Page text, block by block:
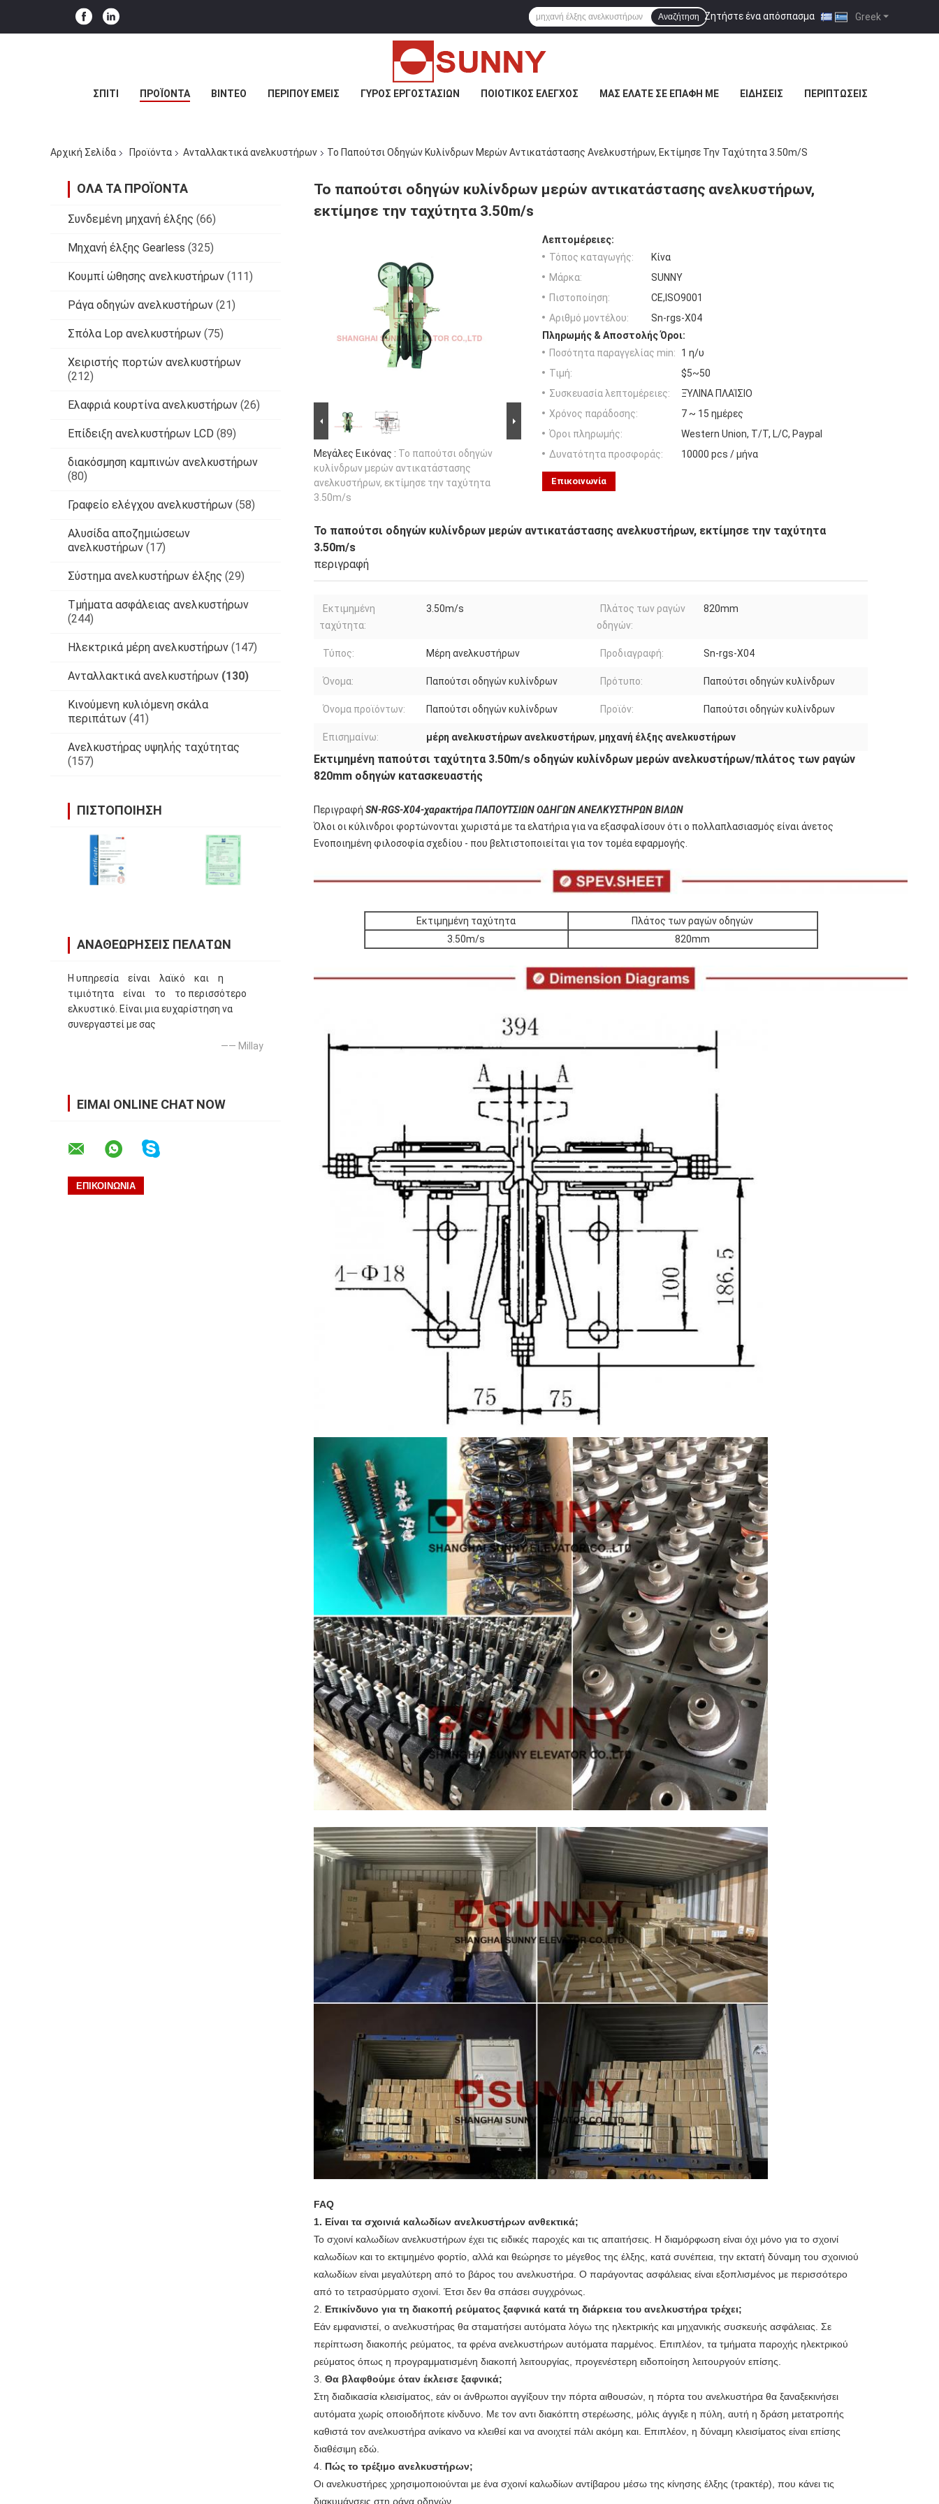
Greek
Ζητήστε ένα απόσπασμα |
Αναζήτηση
ΣΠΊΤΙ ΠΡΟΪΌΝΤΑ ΒΊΝΤΕΟ ΠΕΡΊΠΟΥ ΕΜΕΊΣ ΓΎΡΟΣ ΕΡΓΟΣΤΑΣΊΩΝ ΠΟΙΟΤΙΚΌΣ ΈΛΕΓΧΟΣ ΜΑΣ ΕΛΆΤΕ ΣΕ ΕΠΑΦΉ ΜΕ ΕΙΔΉΣΕΙΣ ΠΕΡΙΠΤΏΣΕΙΣ
Αρχική Σελίδα Προϊόντα Ανταλλακτικά ανελκυστήρων Το Παπούτσι Οδηγών Κυλίνδρων Μερών Αντικατάστασης Ανελκυστήρων, Εκτίμησε Την Ταχύτητα 3.50m/s
ΌΛΑ ΤΑ ΠΡΟΪΌΝΤΑ
Συνδεμένη μηχανή έλξης (66)
Μηχανή έλξης Gearless (325)
Κουμπί ώθησης ανελκυστήρων (111)
Ράγα οδηγών ανελκυστήρων (21)
Σπόλα Lop ανελκυστήρων (75)
Χειριστής πορτών ανελκυστήρων
(212)
Ελαφριά κουρτίνα ανελκυστήρων (26)
Επίδειξη ανελκυστήρων LCD (89)
διακόσμηση καμπινών ανελκυστήρων
(80)
Γραφείο ελέγχου ανελκυστήρων (58)
Αλυσίδα αποζημιώσεων
ανελκυστήρων (17)
Σύστημα ανελκυστήρων έλξης (29)
Τμήματα ασφάλειας ανελκυστήρων
(244)
Ηλεκτρικά μέρη ανελκυστήρων (147)
Ανταλλακτικά ανελκυστήρων (130)
Κινούμενη κυλιόμενη σκάλα
περιπάτων (41)
Ανελκυστήρας υψηλής ταχύτητας
(157)
ΠΙΣΤΟΠΟΊΗΣΗ
ΑΝΑΘΕΩΡΉΣΕΙΣ ΠΕΛΑΤΏΝ
Η υπηρεσία είναι λαϊκό και η
τιμιότητα είναι το το περισσότερο
ελκυστικό. Είναι μια ευχαρίστηση να
συνεργαστεί με σας
—— Millay
ΕΊΜΑΙ ONLINE CHAT NOW
Το παπούτσι οδηγών κυλίνδρων μερών αντικατάστασης ανελκυστήρων,
εκτίμησε την ταχύτητα 3.50m/s
Μεγάλες Εικόνας : Το παπούτσι οδηγών
κυλίνδρων μερών αντικατάστασης
ανελκυστήρων, εκτίμησε την ταχύτητα
3.50m/s
Λεπτομέρειες:
Τόπος καταγωγής:
Κίνα
Μάρκα:
SUNNY
Πιστοποίηση:
CE,ISO9001
Αριθμό μοντέλου:
Sn-rgs-X04
Πληρωμής & Αποστολής Όροι:
Ποσότητα παραγγελίας min:
1 η/υ
Τιμή:
$5~50
Συσκευασία λεπτομέρειες:
ΞΎΛΙΝΑ ΠΛΑΊΣΙΟ
Χρόνος παράδοσης:
7 ~ 15 ημέρες
Όροι πληρωμής:
Western Union, T/T, L/C, Paypal
Δυνατότητα προσφοράς:
10000 pcs / μήνα
Επικοινωνία
Το παπούτσι οδηγών κυλίνδρων μερών αντικατάστασης ανελκυστήρων, εκτίμησε την ταχύτητα
3.50m/s
περιγραφή
Εκτιμημένη
ταχύτητα:
3.50m/s
Πλάτος των ραγών
οδηγών:
820mm
Τύπος: Μέρη ανελκυστήρων Προδιαγραφή: Sn-rgs-X04
Όνομα: Παπούτσι οδηγών κυλίνδρων Πρότυπο: Παπούτσι οδηγών κυλίνδρων
Όνομα προϊόντων: Παπούτσι οδηγών κυλίνδρων Προϊόν: Παπούτσι οδηγών κυλίνδρων
Επισημαίνω: μέρη ανελκυστήρων ανελκυστήρων, μηχανή έλξης ανελκυστήρων
Εκτιμημένη παπούτσι ταχύτητα 3.50m/s οδηγών κυλίνδρων μερών ανελκυστήρων/πλάτος των ραγών
820mm οδηγών κατασκευαστής
Περιγραφή SN-RGS-X04-χαρακτήρα ΠΑΠΟΥΤΣΙΩΝ ΟΔΗΓΩΝ ΑΝΕΛΚΥΣΤΗΡΩΝ ΒΙΛΩΝ
Όλοι οι κύλινδροι φορτώνονται χωριστά με τα ελατήρια για να εξασφαλίσουν ότι ο πολλαπλασιασμός είναι άνετος
Ενοποιημένη φιλοσοφία σχεδίου - που βελτιστοποιείται για τον τομέα εφαρμογής.
Εκτιμημένη ταχύτητα
Πλάτος των ραγών οδηγών
3.50m/s
820mm
FAQ
1. Είναι τα σχοινιά καλωδίων ανελκυστήρων ανθεκτικά;
Το σχοινί καλωδίων ανελκυστήρων έχει τις ειδικές παροχές και τις απαιτήσεις. Η διαμόρφωση είναι όχι μόνο για το σχοινί
καλωδίων και το εκτιμημένο φορτίο, αλλά και θεώρησε το μέγεθος της έλξης, κατά συνέπεια, την εκτατή δύναμη του σχοινιού
καλωδίων είναι μεγαλύτερη από το βάρος του ανελκυστήρα. Ο παράγοντας ασφάλειας είναι εξοπλισμένος με περισσότερο
από το τετρασύρματο σχοινί. Έτσι δεν θα σπάσει συγχρόνως.
2. Επικίνδυνο για τη διακοπή ρεύματος ξαφνικά κατά τη διάρκεια του ανελκυστήρα τρέχει;
Εάν εμφανιστεί, ο ανελκυστήρας θα σταματήσει αυτόματα λόγω της ηλεκτρικής και μηχανικής συσκευής ασφάλειας. Σε
περίπτωση διακοπής ρεύματος, τα φρένα ανελκυστήρων αυτόματα παρμένος. Επιπλέον, τα τμήματα παροχής ηλεκτρικού
ρεύματος όπως η προγραμματισμένη διακοπή λειτουργίας, προγενέστερη ειδοποίηση λειτουργούν επίσης.
3. Θα βλαφθούμε όταν έκλεισε ξαφνικά;
Στη διαδικασία κλεισίματος, εάν οι άνθρωποι αγγίξουν την πόρτα αιθουσών, η πόρτα του ανελκυστήρα θα ξαναξεκινήσει
αυτόματα χωρίς οποιοδήποτε κίνδυνο. Με τον αντι διακόπτη στερέωσης, μόλις άγγιξε η πύλη, αυτή η δράση μετατροπής
καθιστά τον ανελκυστήρα ανίκανο να κλειθεί και να ανοιχτεί πάλι ακόμη και. Επιπλέον, η δύναμη κλεισίματος είναι επίσης
διαθέσιμη εδώ.
4. Πώς το τρέξιμο ανελκυστήρων;
Οι ανελκυστήρες χρησιμοποιούνται με ένα σχοινί καλωδίων αντίβαρου μέσω της κίνησης έλξης (τρακτέρ), που κάνει τις
διακυμάνσεις στη ράγα οδηγών.